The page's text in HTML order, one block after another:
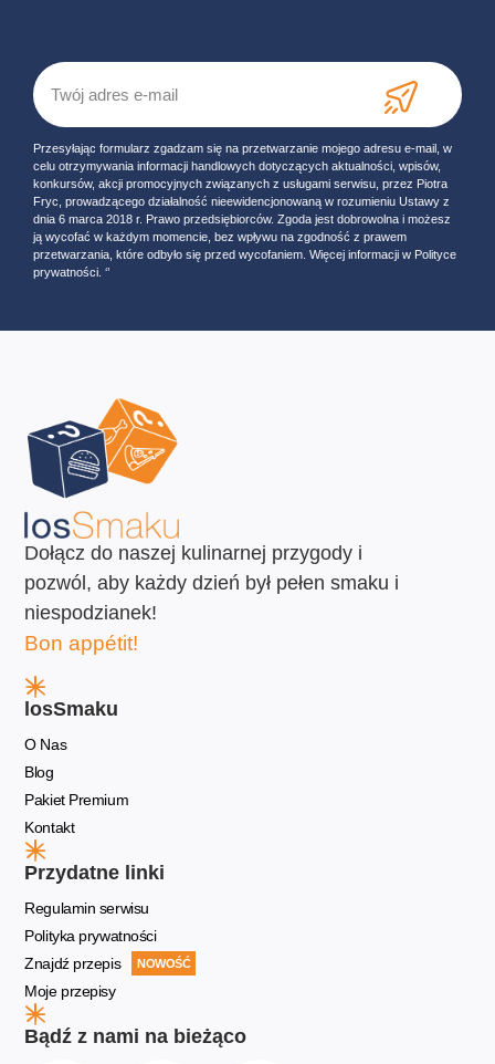
Przesyłając formularz zgadzam się na przetwarzanie mojego adresu e-mail, w
celu otrzymywania informacji handlowych dotyczących aktualności, wpisów,
konkursów, akcji promocyjnych związanych z usługami serwisu, przez Piotra
Fryc, prowadzącego działalność nieewidencjonowaną w rozumieniu Ustawy z
dnia 6 marca 2018 r. Prawo przedsiębiorców. Zgoda jest dobrowolna i możesz
ją wycofać w każdym momencie, bez wpływu na zgodność z prawem
przetwarzania, które odbyło się przed wycofaniem. Więcej informacji w Polityce
prywatności. ‘’
Dołącz do naszej kulinarnej przygody i
pozwól, aby każdy dzień był pełen smaku i
niespodzianek!
Bon appétit!
losSmaku
O Nas
Blog
Pakiet Premium
Kontakt
Przydatne linki
Regulamin serwisu
Polityka prywatności
Znajdź przepis
NOWOŚĆ
Moje przepisy
Bądź z nami na bieżąco